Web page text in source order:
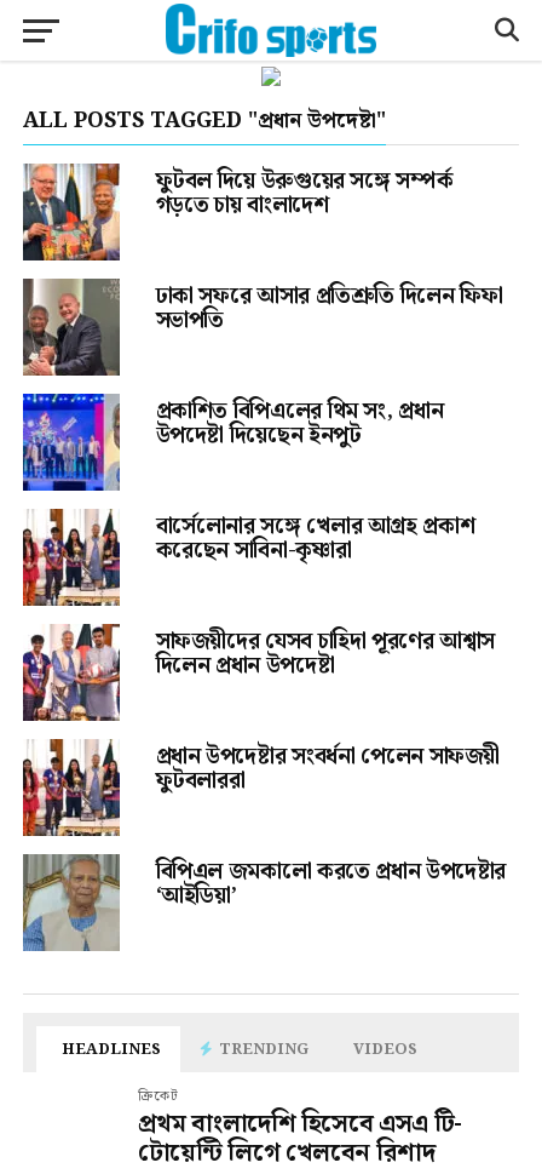
ALL POSTS TAGGED "প্রধান উপদেষ্টা"
ফুটবল দিয়ে উরুগুয়ের সঙ্গে সম্পর্ক
গড়তে চায় বাংলাদেশ
ঢাকা সফরে আসার প্রতিশ্রুতি দিলেন ফিফা
সভাপতি
প্রকাশিত বিপিএলের থিম সং, প্রধান
উপদেষ্টা দিয়েছেন ইনপুট
বার্সেলোনার সঙ্গে খেলার আগ্রহ প্রকাশ
করেছেন সাবিনা-কৃষ্ণারা
সাফজয়ীদের যেসব চাহিদা পূরণের আশ্বাস
দিলেন প্রধান উপদেষ্টা
প্রধান উপদেষ্টার সংবর্ধনা পেলেন সাফজয়ী
ফুটবলাররা
বিপিএল জমকালো করতে প্রধান উপদেষ্টার
‘আইডিয়া’
HEADLINES TRENDING VIDEOS
ক্রিকেট
প্রথম বাংলাদেশি হিসেবে এসএ টি-
টোয়েন্টি লিগে খেলবেন রিশাদ